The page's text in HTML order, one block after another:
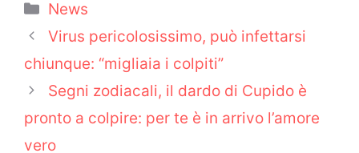
Categorie
News
Virus pericolosissimo, può infettarsi
chiunque: “migliaia i colpiti”
Segni zodiacali, il dardo di Cupido è
pronto a colpire: per te è in arrivo l’amore
vero